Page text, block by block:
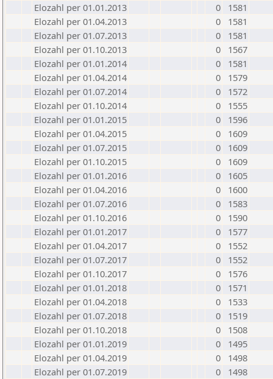
Elozahl per 01.01.2013
0
1581
Elozahl per 01.04.2013
0
1581
Elozahl per 01.07.2013
0
1581
Elozahl per 01.10.2013
0
1567
Elozahl per 01.01.2014
0
1581
Elozahl per 01.04.2014
0
1579
Elozahl per 01.07.2014
0
1572
Elozahl per 01.10.2014
0
1555
Elozahl per 01.01.2015
0
1596
Elozahl per 01.04.2015
0
1609
Elozahl per 01.07.2015
0
1609
Elozahl per 01.10.2015
0
1609
Elozahl per 01.01.2016
0
1605
Elozahl per 01.04.2016
0
1600
Elozahl per 01.07.2016
0
1583
Elozahl per 01.10.2016
0
1590
Elozahl per 01.01.2017
0
1577
Elozahl per 01.04.2017
0
1552
Elozahl per 01.07.2017
0
1552
Elozahl per 01.10.2017
0
1576
Elozahl per 01.01.2018
0
1571
Elozahl per 01.04.2018
0
1533
Elozahl per 01.07.2018
0
1519
Elozahl per 01.10.2018
0
1508
Elozahl per 01.01.2019
0
1495
Elozahl per 01.04.2019
0
1498
Elozahl per 01.07.2019
0
1498